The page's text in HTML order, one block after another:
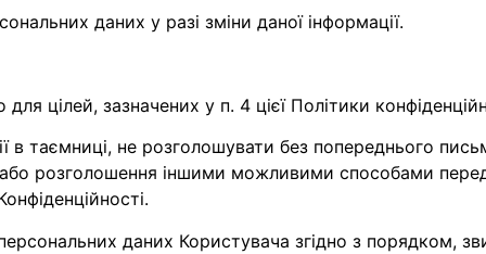
даних у разі зміни даної інформації.
цілей, зазначених у п. 4 цієї Політики
в таємниці, не розголошувати без попереднього
розголошення іншими можливими способами
даних Користувача згідно з порядком,